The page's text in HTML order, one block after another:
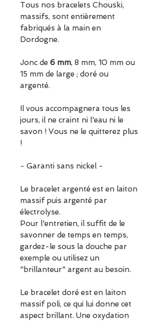
Tous nos bracelets Chouski,
massifs, sont entièrement
fabriqués à la main en
Dordogne.
Jonc de 6 mm, 8 mm, 10 mm ou
15 mm de large ; doré ou
argenté.
Il vous accompagnera tous les
jours, il ne craint ni l'eau ni le
savon ! Vous ne le quitterez plus
!
- Garanti sans nickel -
Le bracelet argenté est en laiton
massif puis argenté par
électrolyse.
Pour l'entretien, il suffit de le
savonner de temps en temps,
gardez-le sous la douche par
exemple ou utilisez un
"brillanteur" argent au besoin.
Le bracelet doré est en laiton
massif poli, ce qui lui donne cet
aspect brillant. Une oxydation